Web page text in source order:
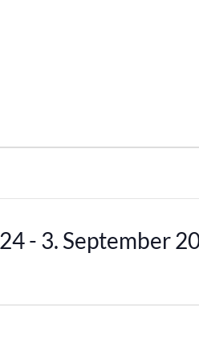
- 3. September